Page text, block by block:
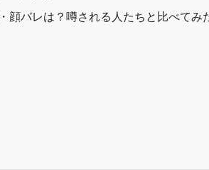
顔バレは？噂される人たちと比べてみ